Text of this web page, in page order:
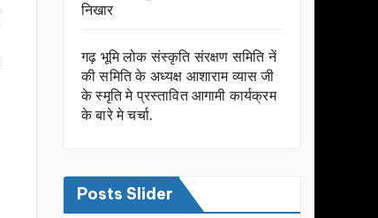
निखार
गढ़ भूमि लोक संस्कृति संरक्षण समिति नें
की समिति के अध्यक्ष आशाराम व्यास जी
के स्मृति मे प्रस्तावित आगामी कार्यक्रम
के बारे मे चर्चा.
Posts Slider